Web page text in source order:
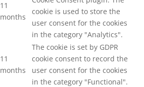
11
months
cookie is used to store the
user consent for the cookies
in the category "Analytics".
11
months
The cookie is set by GDPR
cookie consent to record the
user consent for the cookies
in the category "Functional".